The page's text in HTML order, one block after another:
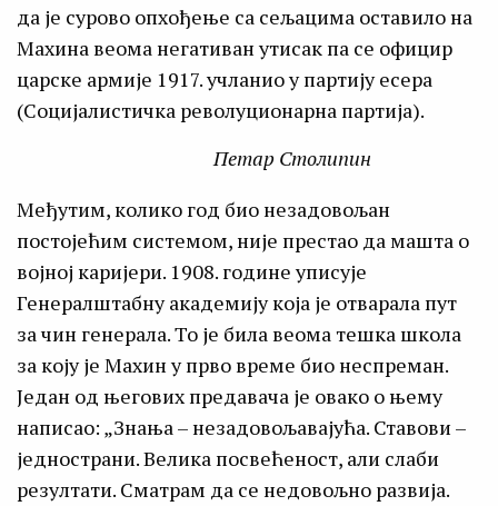
да је сурово опхођење са сељацима оставило на
Махина веома негативан утисак па се официр
царске армије 1917. учланио у партију есера
(Социјалистичка револуционарна партија).
Петар Столипин
Међутим, колико год био незадовољан
постојећим системом, није престао да машта о
војној каријери. 1908. године уписује
Генералштабну академију која је отварала пут
за чин генерала. То је била веома тешка школа
за коју је Махин у прво време био неспреман.
Један од његових предавача је овако о њему
написао: „Знања – незадовољавајућа. Ставови –
једнострани. Велика посвећеност, али слаби
резултати. Сматрам да се недовољно развија.